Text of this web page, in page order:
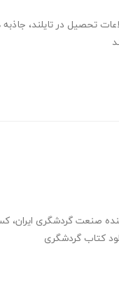
تحصیل در تایلند،
صنعت گردشگری ایران،
کتاب گردشگری